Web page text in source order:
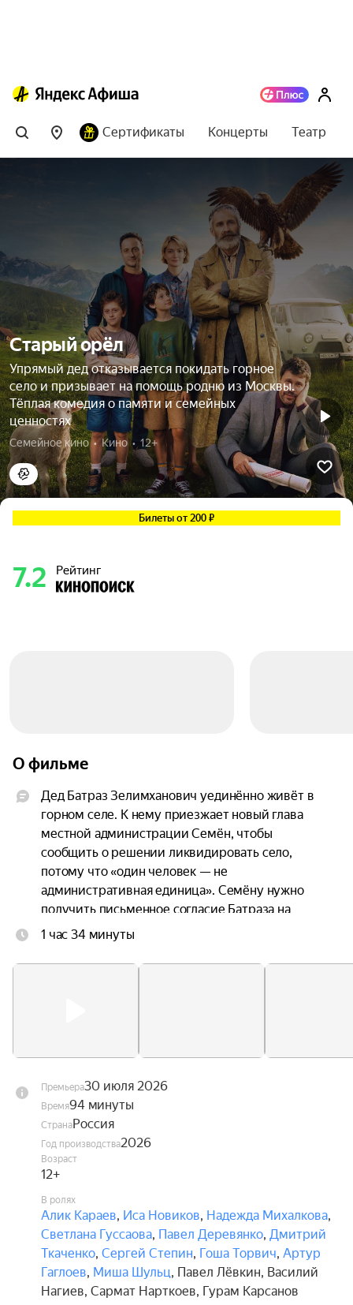
Сертификаты Концерты Театр
Старый орёл
Упрямый дед отказывается покидать горное
село и призывает на помощь родню из Москвы.
Тёплая комедия о памяти и семейных
ценностях
Семейное кино  •  Кино  •  12+
Билеты от 200 ₽
7.2 Рейтинг
О фильме
Дед Батраз Зелимханович уединённо живёт в
горном селе. К нему приезжает новый глава
местной администрации Семён, чтобы
сообщить о решении ликвидировать село,
потому что «один человек — не
административная единица». Семёну нужно
получить письменное согласие Батраза на
переезд в город, но дед никуда уезжать не
альпийских поселениях, привлекающих
1 час 34 минуты
Премьера30 июля 2026
Время94 минуты
СтранаРоссия
Год производства2026
Возраст
12+
В ролях
Алик Караев, Иса Новиков, Надежда Михалкова,
Светлана Гуссаова, Павел Деревянко, Дмитрий
Ткаченко, Сергей Степин, Гоша Торвич, Артур
Гаглоев, Миша Шульц, Павел Лёвкин, Василий
Нагиев, Сармат Нарткоев, Гурам Карсанов